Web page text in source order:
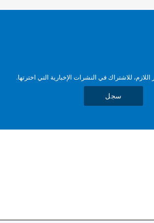
للاشتراك في النشرات الإخبارية التي اخترتها.
سجل